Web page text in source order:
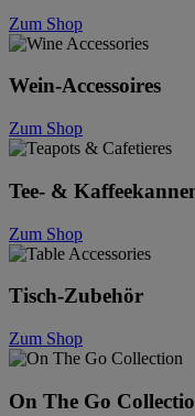
Zum Shop
Wein-Accessoires
Zum Shop
Tee- &
Zum Shop
Tisch-Zubehör
Zum Shop
On The Go